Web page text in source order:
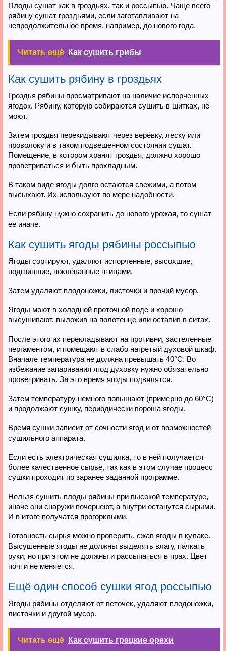
Плоды сушат как в гроздьях, так и россыпью. Чаще всего
рябину сушат гроздьями, если заготавливают на
непродолжительное время, например, до нового года.
Читать ещё Как сушить грибы
Как сушить рябину в гроздьях
Гроздья рябины просматривают на наличие испорченных
ягодок. Рябину, которую собираются сушить в щитках, не
моют.
Затем гроздья перекидывают через верёвку, леску или
проволоку и в таком подвешенном состоянии сушат.
Помещение, в котором хранят гроздья, должно хорошо
проветриваться и быть прохладным.
В таком виде ягоды долго остаются свежими, а потом
высыхают. Их используют по мере надобности.
Если рябину нужно сохранить до нового урожая, то сушат
её иначе.
Как сушить ягоды рябины россыпью
Ягоды сортируют, удаляют испорченные, высохшие,
подгнившие, поклёванные птицами.
Затем удаляют плодоножки, листочки и прочий мусор.
Ягоды моют в холодной проточной воде и хорошо
высушивают, выложив на полотенце или оставив в ситах.
После этого их перекладывают на противни, застеленные
пергаментом, и помещают в слабо нагретый духовой шкаф.
Вначале температура не должна превышать 40°С. Во
избежание запаривания ягод духовку нужно обязательно
проветривать. За это время ягоды подвялятся.
Затем температуру немного повышают (примерно до 60°С)
и продолжают сушку, периодически вороша ягоды.
Время сушки зависит от сочности ягод и от возможностей
сушильного аппарата.
Если есть электрическая сушилка, то в ней получается
более качественное сырьё, так как в этом случае процесс
сушки проходит по заранее заданной программе.
Нельзя сушить плоды рябины при высокой температуре,
иначе они снаружи почернеют, а внутри останутся сырыми.
И в итоге получатся прогорклыми.
Готовность сырья можно проверить, сжав ягоды в кулаке.
Высушенные ягоды не должны выделять влагу, пачкать
руки, но при этом не должны и рассыпаться в прах. Цвет
почти не меняется.
Ещё один способ сушки ягод россыпью
Ягоды рябины отделяют от веточек, удаляют плодоножки,
листочки и другой мусор.
Читать ещё Как сушить грецкие орехи